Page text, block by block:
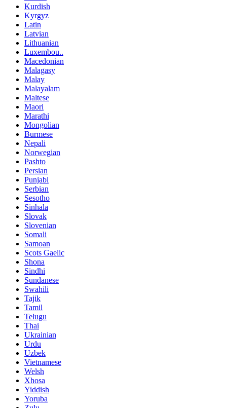
Kurdish
Kyrgyz
Latin
Latvian
Lithuanian
Luxembou..
Macedonian
Malagasy
Malay
Malayalam
Maltese
Maori
Marathi
Mongolian
Burmese
Nepali
Norwegian
Pashto
Persian
Punjabi
Serbian
Sesotho
Sinhala
Slovak
Slovenian
Somali
Samoan
Scots Gaelic
Shona
Sindhi
Sundanese
Swahili
Tajik
Tamil
Telugu
Thai
Ukrainian
Urdu
Uzbek
Vietnamese
Welsh
Xhosa
Yiddish
Yoruba